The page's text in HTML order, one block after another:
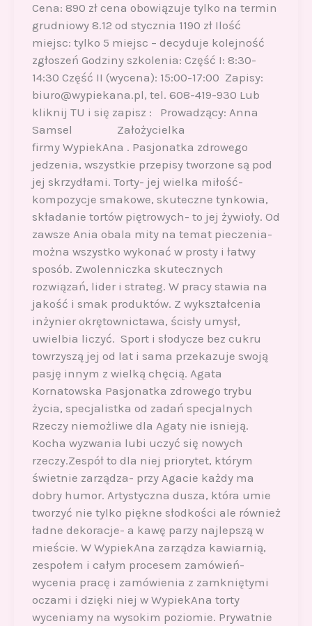
Cena: 890 zł cena obowiązuje tylko na termin
grudniowy 8.12 od stycznia 1190 zł Ilość
miejsc: tylko 5 miejsc – decyduje kolejność
zgłoszeń Godziny szkolenia: Część I: 8:30-
14:30 Część II (wycena): 15:00-17:00 Zapisy:
biuro@wypiekana.pl, tel. 608-419-930 Lub
kliknij TU i się zapisz : Prowadzący: Anna
Samsel Założycielka
firmy WypiekAna . Pasjonatka zdrowego
jedzenia, wszystkie przepisy tworzone są pod
jej skrzydłami. Torty- jej wielka miłość-
kompozycje smakowe, skuteczne tynkowia,
składanie tortów piętrowych- to jej żywioły. Od
zawsze Ania obala mity na temat pieczenia-
można wszystko wykonać w prosty i łatwy
sposób. Zwolenniczka skutecznych
rozwiązań, lider i strateg. W pracy stawia na
jakość i smak produktów. Z wykształcenia
inżynier okrętownictawa, ścisły umysł,
uwielbia liczyć. Sport i słodycze bez cukru
towrzyszą jej od lat i sama przekazuje swoją
pasję innym z wielką chęcią. Agata
Kornatowska Pasjonatka zdrowego trybu
życia, specjalistka od zadań specjalnych
Rzeczy niemożliwe dla Agaty nie isnieją.
Kocha wyzwania lubi uczyć się nowych
rzeczy.Zespół to dla niej priorytet, którym
świetnie zarządza- przy Agacie każdy ma
dobry humor. Artystyczna dusza, która umie
tworzyć nie tylko piękne słodkości ale również
ładne dekoracje- a kawę parzy najlepszą w
mieście. W WypiekAna zarządza kawiarnią,
zespołem i całym procesem zamówień-
wycenia pracę i zamówienia z zamkniętymi
oczami i dzięki niej w WypiekAna torty
wyceniamy na wysokim poziomie. Prywatnie